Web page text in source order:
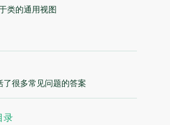
类的通用视图
了很多常见问题的答案
录